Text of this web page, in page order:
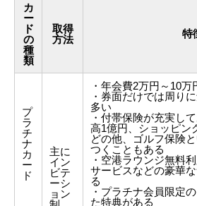
カ
ー
ド
の
種
類
取得
方法
特
プ
ラ
チ
ナ
カ
ー
ド
主に
イン
ビテ
ーシ
ョン
・年会費2万円～10
・券面だけでは周り
多い
・付帯保険が充実し
高1億円、ショッピン
どの他、ゴルフ保険
つくこともある
・空港ラウンジ無料
サービスなどの豪華
る
・プラチナ会員限定
た特典がある